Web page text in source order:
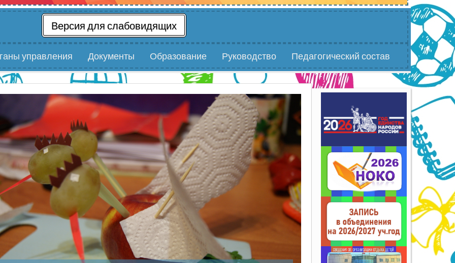
Версия для слабовидящих
управления Документы Образование Руководство Педагогический состав